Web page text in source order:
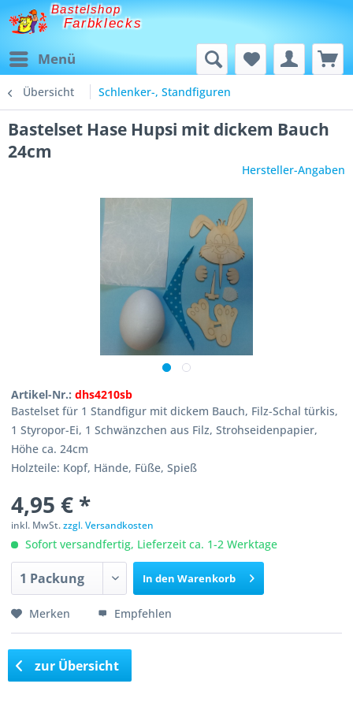
Bastelshop
Farbklecks
Menü
Übersicht Schlenker-, Standfiguren
Bastelset Hase Hupsi mit dickem Bauch
24cm
Hersteller-Angaben
Artikel-Nr.:dhs4210sb
Bastelset für 1 Standfigur mit dickem Bauch, Filz-Schal türkis,
1 Styropor-Ei, 1 Schwänzchen aus Filz, Strohseidenpapier,
Höhe ca. 24cm
Holzteile: Kopf, Hände, Füße, Spieß
4,95 € *
inkl. MwSt.zzgl. Versandkosten
Sofort versandfertig, Lieferzeit ca. 1-2 Werktage
In den Warenkorb
Merken Empfehlen
zur Übersicht